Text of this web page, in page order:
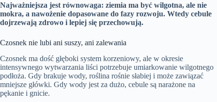
Najważniejsza jest równowaga: ziemia ma być wilgotna, ale nie
mokra, a nawożenie dopasowane do fazy rozwoju. Wtedy cebule
dojrzewają zdrowo i lepiej się przechowują.
Czosnek nie lubi ani suszy, ani zalewania
Czosnek ma dość głęboki system korzeniowy, ale w okresie
intensywnego wytwarzania liści potrzebuje umiarkowanie wilgotnego
podłoża. Gdy brakuje wody, roślina rośnie słabiej i może zawiązać
mniejsze główki. Gdy wody jest za dużo, cebule są narażone na
pękanie i gnicie.